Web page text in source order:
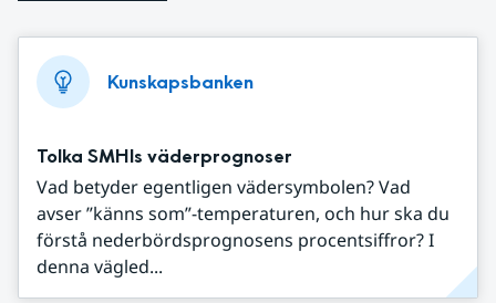
Kunskapsbanken
Tolka SMHIs väderprognoser
Vad betyder egentligen vädersymbolen? Vad
avser ”känns som”-temperaturen, och hur ska du
förstå nederbördsprognosens procentsiffror? I
denna vägled...